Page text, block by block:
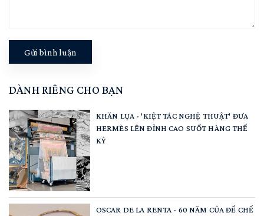
Gửi bình luận
DÀNH RIÊNG CHO BẠN
KHĂN LỤA - 'KIỆT TÁC NGHỆ THUẬT' ĐƯA
HERMÈS LÊN ĐỈNH CAO SUỐT HÀNG THẾ
KỶ
OSCAR DE LA RENTA - 60 NĂM CỦA ĐẾ CHẾ